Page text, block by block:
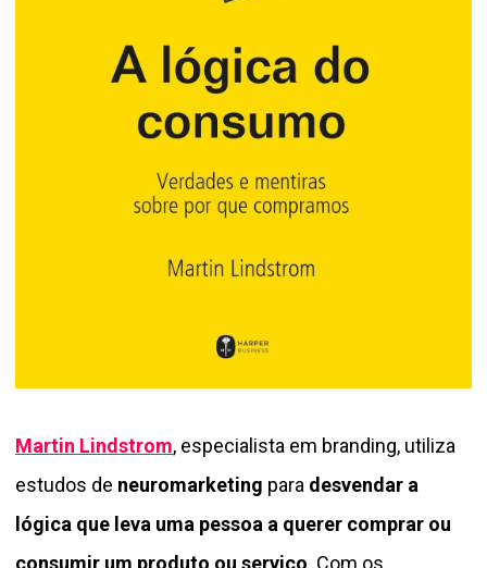
Martin Lindstrom, especialista em branding, utiliza
estudos de neuromarketing para desvendar a
lógica que leva uma pessoa a querer comprar ou
consumir um produto ou serviço . Com os